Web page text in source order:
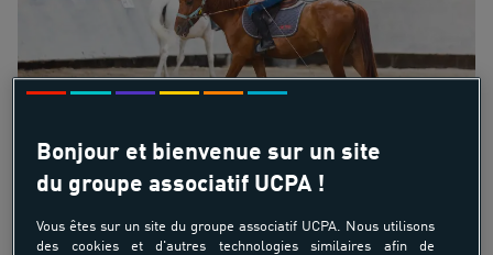
UN PONEY CLUB
Bonjour et bienvenue sur un site
du groupe associatif UCPA !
Vous êtes sur un site du groupe associatif UCPA. Nous utilisons
des cookies et d'autres technologies similaires afin de